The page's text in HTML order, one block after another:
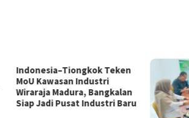
Indonesia–Tiongkok Teken
MoU Kawasan Industri
Wiraraja Madura, Bangkalan
Siap Jadi Pusat Industri Baru